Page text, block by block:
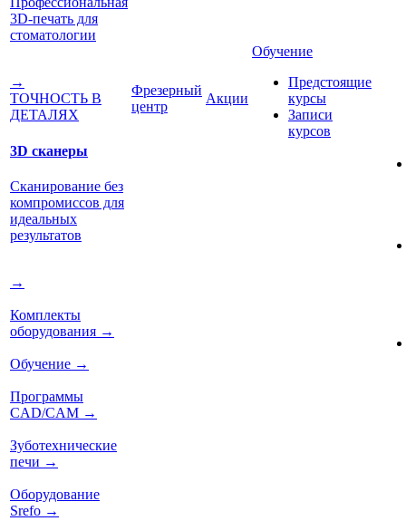
3D-печать для
стоматологии
→
ТОЧНОСТЬ В
ДЕТАЛЯХ
3D сканеры
Сканирование без
компромиссов для
идеальных
результатов
→
Комплекты
оборудования →
Обучение →
Программы
CAD/CAM →
Зуботехнические
печи →
Оборудование
Srefo →
Фрезерный
центр
Акции
Обучение
Предстоящие
курсы
Записи
курсов